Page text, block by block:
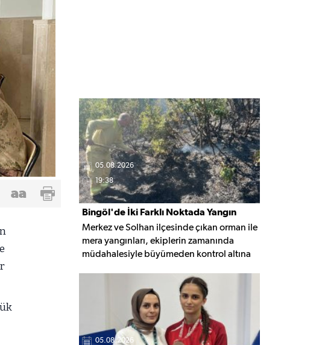
aa
05.08.2026
19:38
Bingöl'de İki Farklı Noktada Yangın
Paniği
Merkez ve Solhan ilçesinde çıkan orman ile
mera yangınları, ekiplerin zamanında
müdahalesiyle büyümeden kontrol altına
nedeninin belirlenmesi için inceleme
05.08.2026